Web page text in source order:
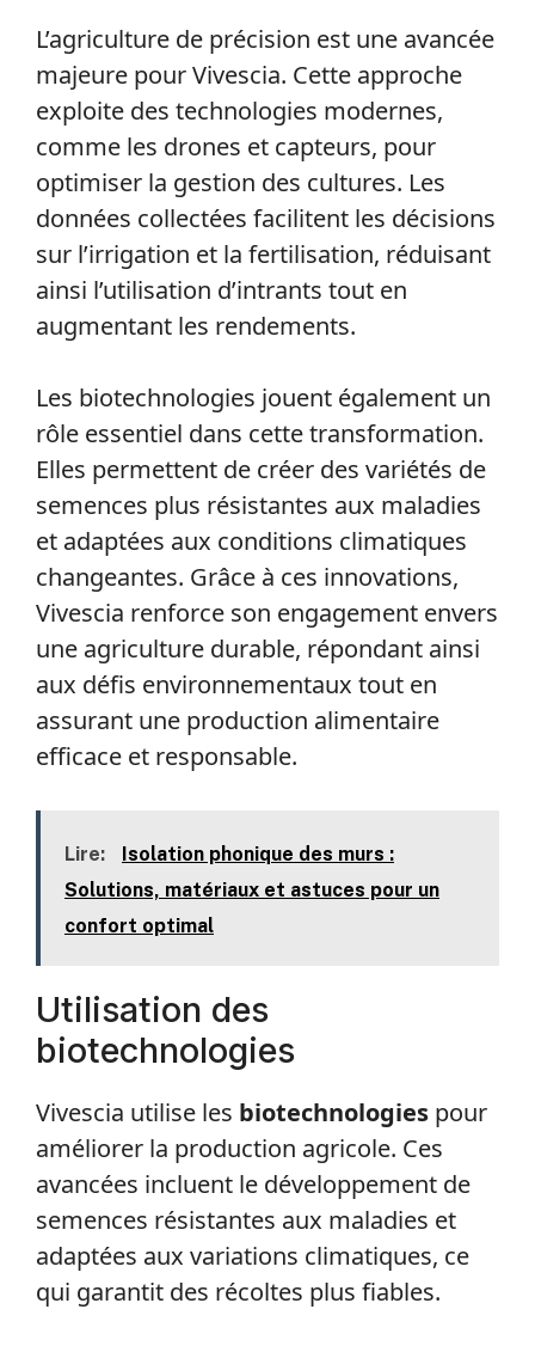
L’agriculture de précision est une avancée
majeure pour Vivescia. Cette approche
exploite des technologies modernes,
comme les drones et capteurs, pour
optimiser la gestion des cultures. Les
données collectées facilitent les décisions
sur l’irrigation et la fertilisation, réduisant
ainsi l’utilisation d’intrants tout en
augmentant les rendements.
Les biotechnologies jouent également un
rôle essentiel dans cette transformation.
Elles permettent de créer des variétés de
semences plus résistantes aux maladies
et adaptées aux conditions climatiques
changeantes. Grâce à ces innovations,
Vivescia renforce son engagement envers
une agriculture durable, répondant ainsi
aux défis environnementaux tout en
assurant une production alimentaire
efficace et responsable.
Lire:
Isolation phonique des murs :
Solutions, matériaux et astuces pour un
confort optimal
Utilisation des
biotechnologies
Vivescia utilise les biotechnologies pour
améliorer la production agricole. Ces
avancées incluent le développement de
semences résistantes aux maladies et
adaptées aux variations climatiques, ce
qui garantit des récoltes plus fiables.